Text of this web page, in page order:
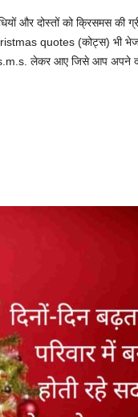
और दोस्तों को क्रिसमस की
quotes (कोट्स) भी
लेकर आए जिसे आप अपने